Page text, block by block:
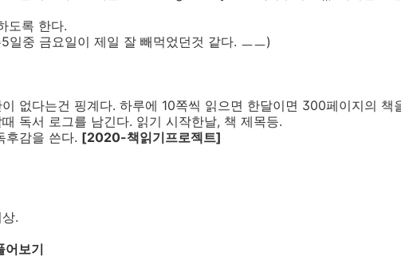
도록 한다.
일중 금요일이 제일 잘 빼먹었던것 같다. ㅡㅡ)
없다는건 핑계다. 하루에 10쪽씩 읽으면 한달이면 300페이지의 책
독서 로그를 남긴다. 읽기 시작한날, 책 제목등.
후감을 쓴다. [2020-책읽기프로젝트]
.
어보기